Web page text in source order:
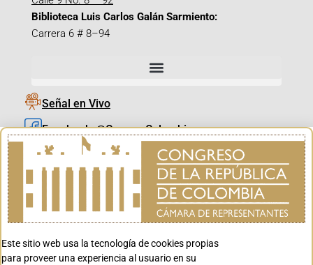
Biblioteca Luis Carlos Galán Sarmiento:
Carrera 6 # 8–94
Señal en Vivo
Facebook_@CamaraColombia
Instagram_@CamaraColombia
X_@CamaraColombia
Youtube_@CamaraColombia
Youtube_@CanalCongreso
Este sitio web usa la tecnología de cookies propias
para proveer una experiencia al usuario en su